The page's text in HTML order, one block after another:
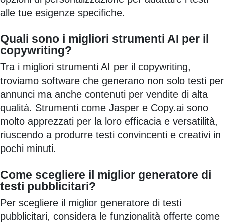
alle tue esigenze specifiche.
Quali sono i migliori strumenti AI per il
copywriting?
Tra i migliori strumenti AI per il copywriting,
troviamo software che generano non solo testi per
annunci ma anche contenuti per vendite di alta
qualità. Strumenti come Jasper e Copy.ai sono
molto apprezzati per la loro efficacia e versatilità,
riuscendo a produrre testi convincenti e creativi in
pochi minuti.
Come scegliere il miglior generatore di
testi pubblicitari?
Per scegliere il miglior generatore di testi
pubblicitari, considera le funzionalità offerte come